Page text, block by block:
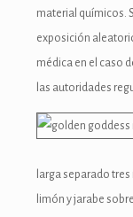
material químicos.
exposición
médica en el caso
las autoridades
larga separado
limón y jarabe